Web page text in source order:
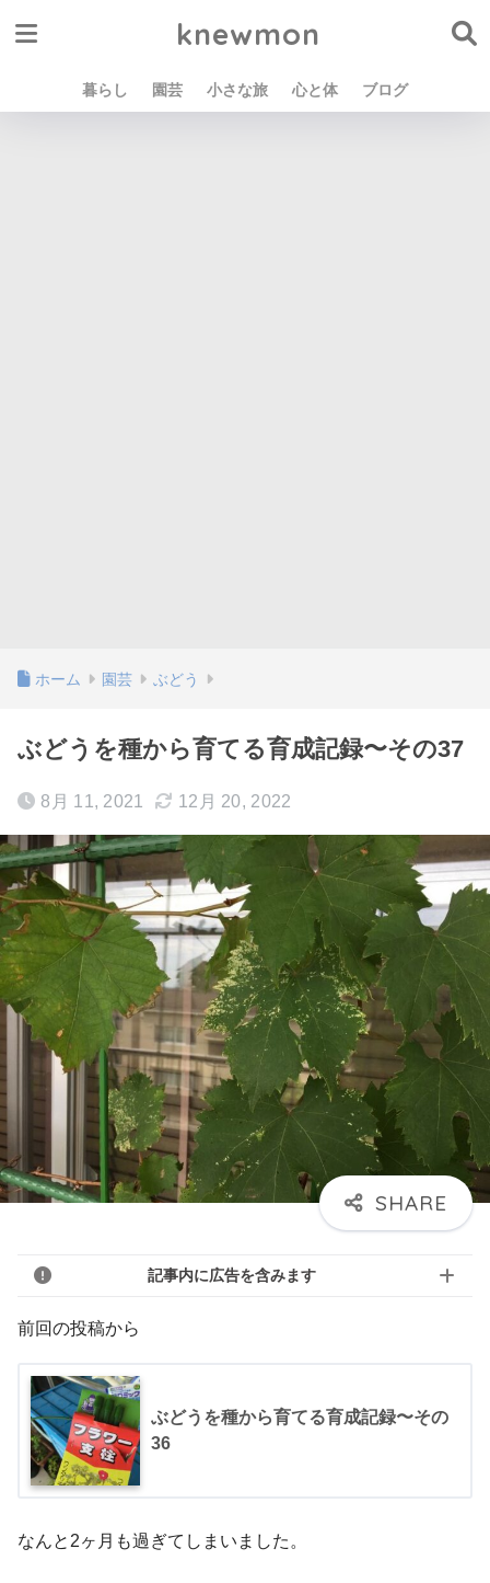
knewmon
暮らし 園芸 小さな旅 心と体 ブログ
ホーム 園芸 ぶどう
ぶどうを種から育てる育成記録〜その37
8月 11, 2021 12月 20, 2022
記事内に広告を含みます
前回の投稿から
ぶどうを種から育てる育成記録〜その
36
なんと2ヶ月も過ぎてしまいました。